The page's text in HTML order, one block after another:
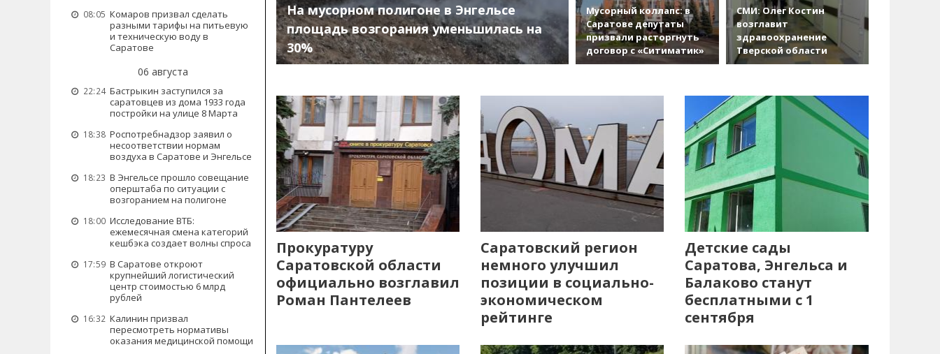
08:05 Комаров призвал сделать
разными тарифы на питьевую
и техническую воду в
Саратове
06 августа
22:24 Бастрыкин заступился за
саратовцев из дома 1933 года
постройки на улице 8 Марта
18:38 Роспотребнадзор заявил о
несоответствии нормам
воздуха в Саратове и Энгельсе
18:23 В Энгельсе прошло совещание
оперштаба по ситуации с
возгоранием на полигоне
18:00 Исследование ВТБ:
ежемесячная смена категорий
кешбэка создает волны спроса
17:59 В Саратове откроют
крупнейший логистический
центр стоимостью 6 млрд
рублей
16:32 Калинин призвал
пересмотреть нормативы
оказания медицинской помощи
На мусорном полигоне в Энгельсе
площадь возгорания уменьшилась на
30%
Мусорный коллапс: в
Саратове депутаты
призвали расторгнуть
договор с «Ситиматик»
СМИ: Олег Костин
возглавит
здравоохранение
Тверской области
Прокуратуру
Саратовской области
официально возглавил
Роман Пантелеев
Саратовский регион
немного улучшил
позиции в социально-
экономическом
рейтинге
Детские сады
Саратова, Энгельса и
Балаково станут
бесплатными с 1
сентября